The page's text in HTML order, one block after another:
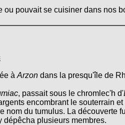
pouvait se cuisiner dans nos
à Arzon dans la presqu'île de
, passait sous le chromlec'h d'
encombrant le souterrain
nom du tumulus. La découverte
dépêcha plusieurs membres.